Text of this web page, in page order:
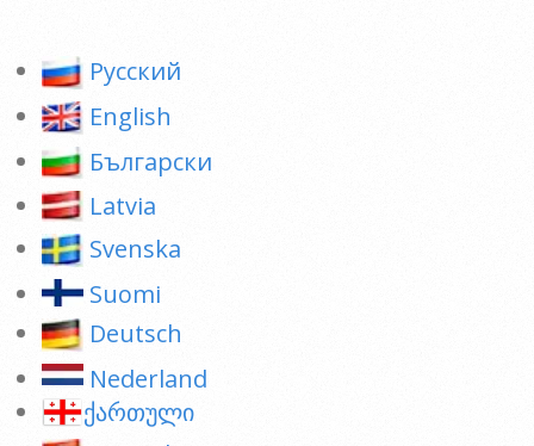
Pусский
English
Български
Latvia
Svenska
Suomi
Deutsch
Nederland
ქართული